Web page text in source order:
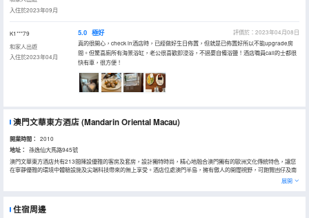
入住於2023年09月
K1***79
和家人出遊
入住於2023年04月
5.0 極好
評價於：2023年04月08日
真的很開心，check in酒店時，已經做好生日佈置，但就是已佈置好所以不能upgrade房
間。但驚喜廁所有海景浴缸，老公很喜歡即浸浴，不過要自備浴鹽！酒店職員call的士都很
快有車，很方便！
澳門文華東方酒店(Mandarin Oriental Macau)
開業時間： 2010
地址：
孫逸仙大馬路945號
澳門文華東方酒店共有213間陳設優雅的客房及套房，設計獨特時尚，精心地融合澳門獨有的歐洲文化傳統特色，讓您
在寧靜優雅的環境中體驗設施及尖端科技帶來的無上享受。酒店位處澳門半島，擁有傲人的開闊視野，可飽覽凼仔及南
灣湖湖景，往來澳門文化及歷史旅遊景點和各交通樞紐均十分便捷。酒店亦設有一系列各具特色的餐廳和酒廊，為您帶
來無與倫比的餐飲體驗，包括皇牌食府御苑餐廳、時尚氣派的御苑酒廊、閒逸舒適的大堂酒店及文華餅店。酒店屢獲殊
設一間面積達320平方米的宴會廳，兩個會議室，一間配備了頂極通訊設備的行政會議室，以及設施優雅的接待區域為
展開
住宿周邊